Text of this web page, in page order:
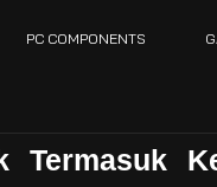
PC COMPONENTS
Termasuk